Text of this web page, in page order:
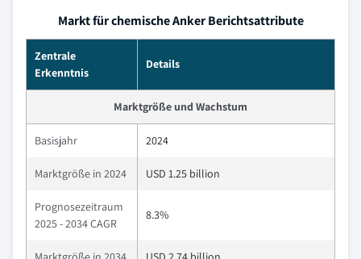
Markt für chemische Anker Berichtsattribute
Zentrale
Erkenntnis
Details
Marktgröße und Wachstum
Basisjahr 2024
Marktgröße in 2024 USD 1.25 billion
Prognosezeitraum
2025 - 2034 CAGR
8.3%